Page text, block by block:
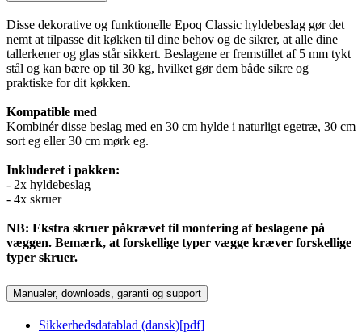
Disse dekorative og funktionelle Epoq Classic hyldebeslag gør det
nemt at tilpasse dit køkken til dine behov og de sikrer, at alle dine
tallerkener og glas står sikkert. Beslagene er fremstillet af 5 mm tykt
stål og kan bære op til 30 kg, hvilket gør dem både sikre og
praktiske for dit køkken.
Kompatible med
Kombinér disse beslag med en 30 cm hylde i naturligt egetræ, 30 cm
sort eg eller 30 cm mørk eg.
Inkluderet i pakken:
- 2x hyldebeslag
- 4x skruer
NB: Ekstra skruer påkrævet til montering af beslagene på
væggen. Bemærk, at forskellige typer vægge kræver forskellige
typer skruer.
Manualer, downloads, garanti og support
Sikkerhedsdatablad (dansk)[pdf]